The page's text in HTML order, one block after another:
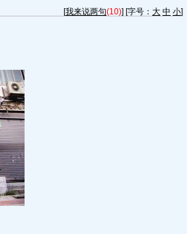
[我来说两句(10)] [字号： 大 中 小]